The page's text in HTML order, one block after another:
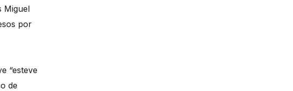
Miguel
por
“esteve
de